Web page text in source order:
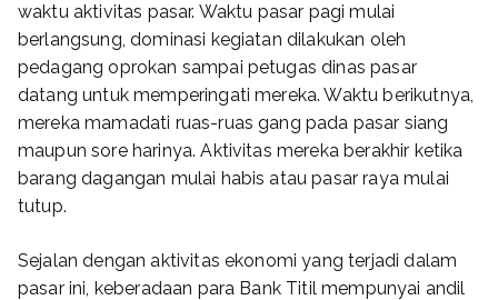
waktu aktivitas pasar. Waktu pasar pagi mulai
berlangsung, dominasi kegiatan dilakukan oleh
pedagang oprokan sampai petugas dinas pasar
datang untuk memperingati mereka. Waktu berikutnya,
mereka mamadati ruas-ruas gang pada pasar siang
maupun sore harinya. Aktivitas mereka berakhir ketika
barang dagangan mulai habis atau pasar raya mulai
tutup.
Sejalan dengan aktivitas ekonomi yang terjadi dalam
pasar ini, keberadaan para Bank Titil mempunyai andil